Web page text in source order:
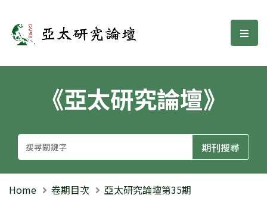
亞太研究論壇 選
《亞太研究論壇》
Home 卷期目次 亞太研究論壇第35期